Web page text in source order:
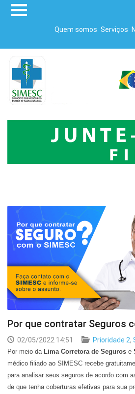
Quem somos Serviços
Por que contratar Seguros
02/05/2022 14:51 Prioridade 2,
Por meio da Lima Corretora de Seguros e
médico filiado ao SIMESC recebe
para analisar seus seguros de acordo com
de que tenha coberturas efetivas para sua